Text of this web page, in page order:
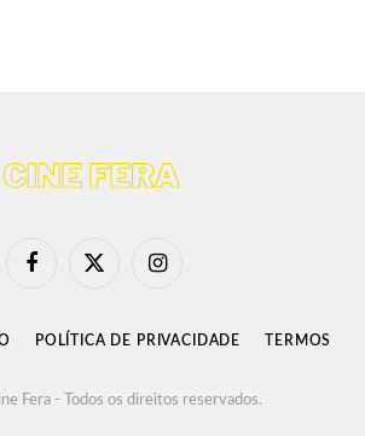
FacebookX
Instagram
POLÍTICA DE PRIVACIDADE TERMOS
Fera - Todos os direitos reservados.